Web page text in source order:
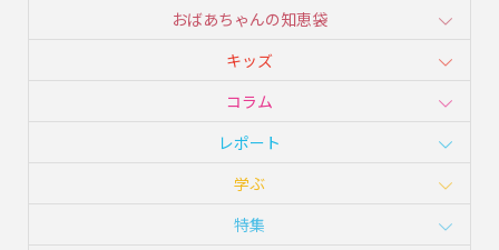
おばあちゃんの知恵袋
キッズ
コラム
レポート
学ぶ
特集